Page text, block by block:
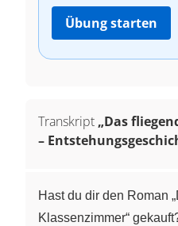
Übung starten
Transkript „Das
–
Hast du dir den Roman
Klassenzimmer“